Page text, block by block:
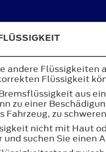
andere Flüssigkeiten
Flüssigkeit
aus
zu einer
Fahrzeug, zu
nicht mit Haut
suchen Sie einen